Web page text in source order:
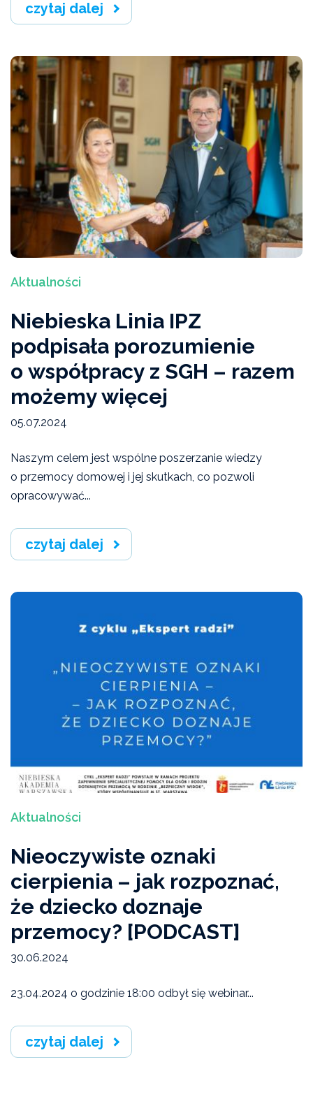
czytaj dalej
Aktualności
Niebieska Linia IPZ
podpisała porozumienie
o współpracy z SGH – razem
możemy więcej
05.07.2024
Naszym celem jest wspólne poszerzanie wiedzy
o przemocy domowej i jej skutkach, co pozwoli
opracowywać...
czytaj dalej
Aktualności
Nieoczywiste oznaki
cierpienia – jak rozpoznać,
że dziecko doznaje
przemocy? [PODCAST]
30.06.2024
23.04.2024 o godzinie 18:00 odbył się webinar...
czytaj dalej